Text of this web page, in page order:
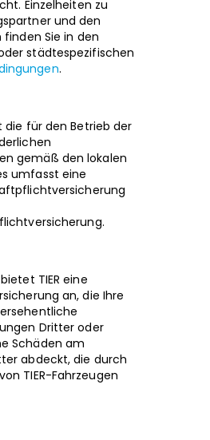
Einzelheiten zu
und den
finden Sie in den
städtespezifischen
.
die für den Betrieb der
gemäß den lokalen
umfasst eine
TIER eine
an, die Ihre
Dritter oder
Schäden am
abdeckt, die durch
TIER-Fahrzeugen